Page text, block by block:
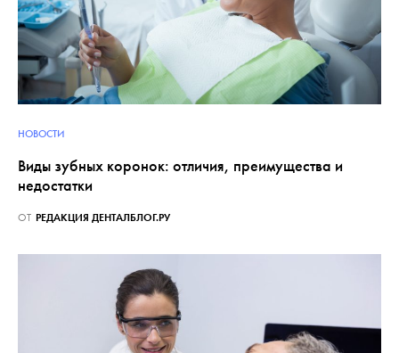
НОВОСТИ
Виды зубных коронок: отличия, преимущества и
недостатки
ОТ РЕДАКЦИЯ ДЕНТАЛБЛОГ.РУ